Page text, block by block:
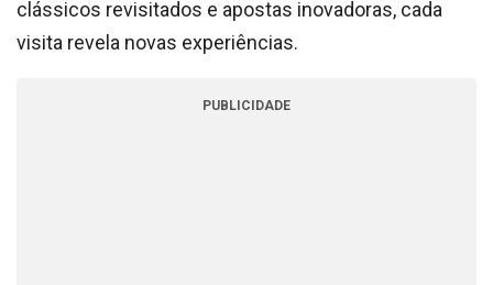
clássicos revisitados e apostas inovadoras, cada
visita revela novas experiências.
PUBLICIDADE